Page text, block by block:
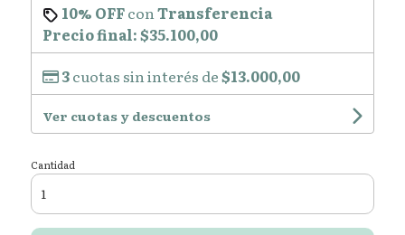
10% OFFcon Transferencia
Precio final:$35.100,00
3cuotas sin interés de$13.000,00
Ver cuotas y descuentos
Cantidad